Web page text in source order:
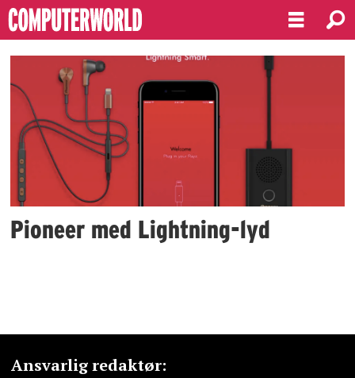
Emne:
pioneer
Pioneer med Lightning-lyd
Ansvarlig redaktør: